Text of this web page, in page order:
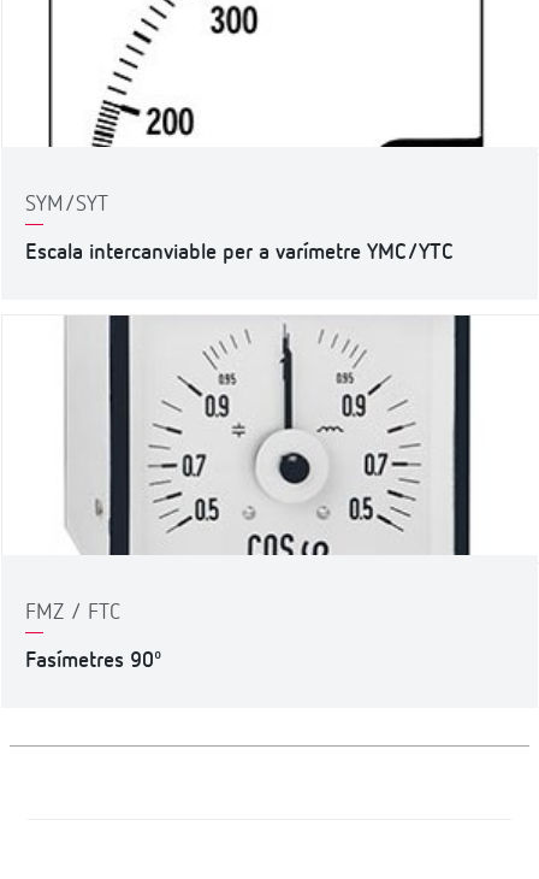
SYM/SYT
Escala intercanviable per a varímetre YMC/YTC
FMZ / FTC
Fasímetres 90º